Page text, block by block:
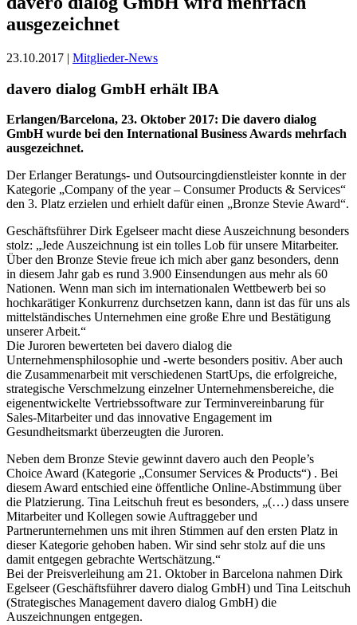
ausgezeichnet
23.10.2017 | Mitglieder-News
davero dialog GmbH erhält IBA
Erlangen/Barcelona, 23. Oktober 2017: Die davero dialog
GmbH wurde bei den International Business Awards mehrfach
ausgezeichnet.
Der Erlanger Beratungs- und Outsourcingdienstleister konnte in der
Kategorie „Company of the year – Consumer Products & Services“
den 3. Platz erzielen und erhielt dafür einen „Bronze Stevie Award“.
Geschäftsführer Dirk Egelseer macht diese Auszeichnung besonders
stolz: „Jede Auszeichnung ist ein tolles Lob für unsere Mitarbeiter.
Über den Bronze Stevie freue ich mich aber ganz besonders, denn
in diesem Jahr gab es rund 3.900 Einsendungen aus mehr als 60
Nationen. Wenn man sich im internationalen Wettbewerb bei so
hochkarätiger Konkurrenz durchsetzen kann, dann ist das für uns als
mittelständisches Unternehmen eine große Ehre und Bestätigung
unserer Arbeit.“
Die Juroren bewerteten bei davero dialog die
Unternehmensphilosophie und -werte besonders positiv. Aber auch
die Zusammenarbeit mit verschiedenen StartUps, die erfolgreiche,
strategische Verschmelzung einzelner Unternehmensbereiche, die
eigenentwickelte Vertriebssoftware zur Terminvereinbarung für
Sales-Mitarbeiter und das innovative Engagement im
Gesundheitsmarkt überzeugten die Juroren.
Neben dem Bronze Stevie gewinnt davero auch den People’s
Choice Award (Kategorie „Consumer Services & Products“) . Bei
diesem Award entschied eine öffentliche Online-Abstimmung über
die Platzierung. Tina Leitschuh freut es besonders, „(…) dass unsere
Mitarbeiter und Kollegen sowie Auftraggeber und
Partnerunternehmen uns mit ihren Stimmen auf den ersten Platz in
dieser Kategorie gehoben haben. Wir sind sehr stolz auf die uns
damit entgegen gebrachte Wertschätzung.“
Bei der Preisverleihung am 21. Oktober in Barcelona nahmen Dirk
Egelseer (Geschäftsführer davero dialog GmbH) und Tina Leitschuh
(Strategisches Management davero dialog GmbH) die
Auszeichnungen entgegen.